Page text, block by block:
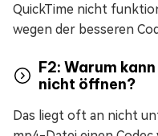
QuickTime nicht
wegen der besseren
F2: Warum
nicht öffnen?
Das liegt oft an nicht